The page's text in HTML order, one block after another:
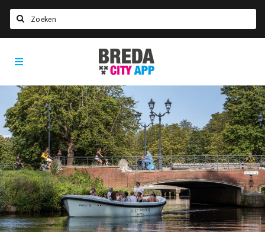
Home
Agenda
Deals
Party pics
Nieuws, interviews & blogs
Eten
Drinken
Slapen
Breda
City
App